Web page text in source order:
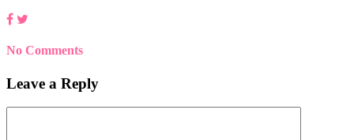
No Comments
Leave a Reply